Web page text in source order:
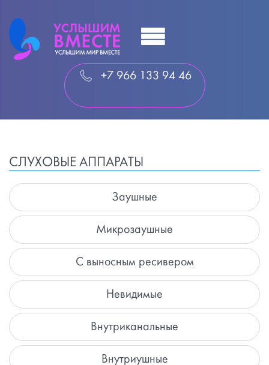
+7 966 133 94 46
СЛУХОВЫЕ АППАРАТЫ
Заушные
Микрозаушные
С выносным ресивером
Невидимые
Внутриканальные
Внутриушные